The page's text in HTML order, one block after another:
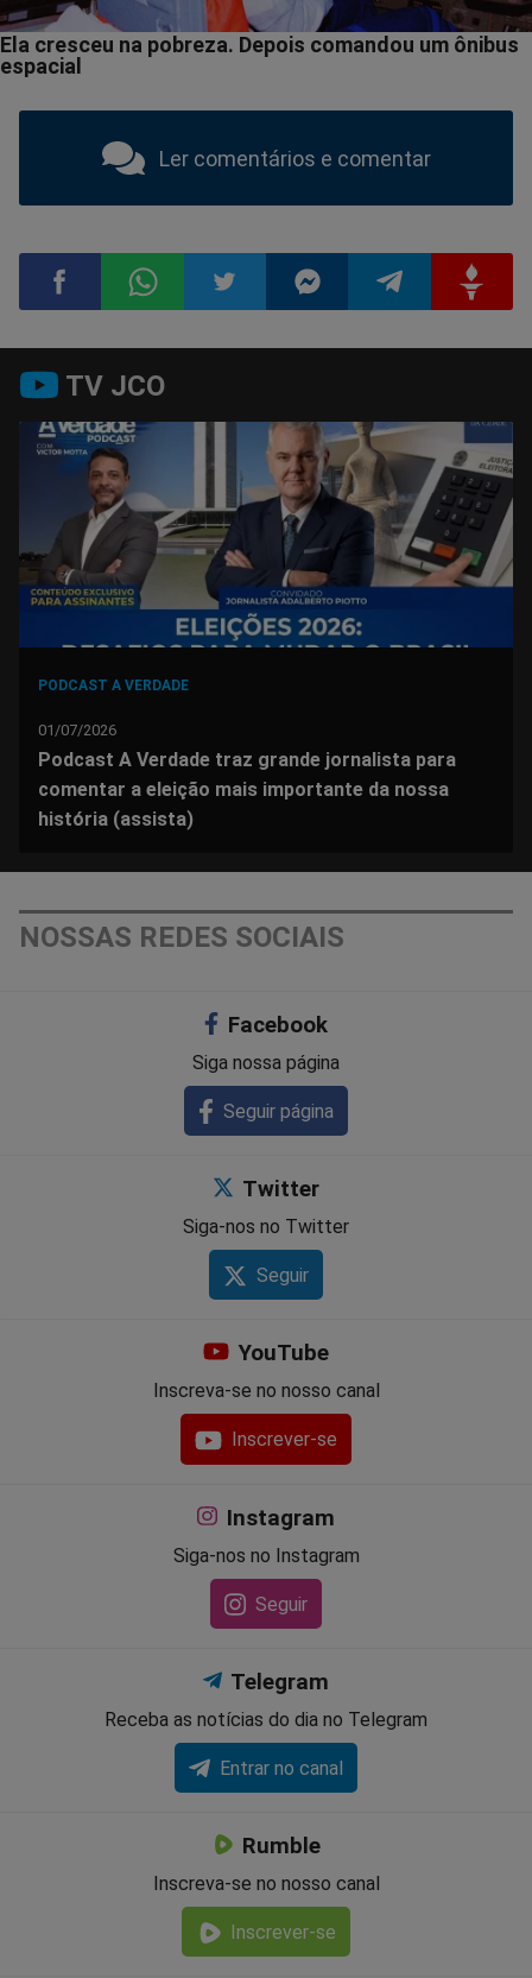
Ler comentários e comentar
Compartilhar
no
Facebook
no
Whatsapp
no
Twitter
no
Messenger
no
Telegram
no
Gettr
TV JCO
PODCAST A VERDADE
01/07/2026
Podcast A Verdade traz grande jornalista para
comentar a eleição mais importante da nossa
história (assista)
NOSSAS REDES SOCIAIS
Facebook
Siga nossa página
Seguir página
Twitter
Siga-nos no Twitter
Seguir
YouTube
Inscreva-se no nosso canal
Inscrever-se
Instagram
Siga-nos no Instagram
Seguir
Telegram
Receba as notícias do dia no Telegram
Entrar no canal
Rumble
Inscreva-se no nosso canal
Inscrever-se